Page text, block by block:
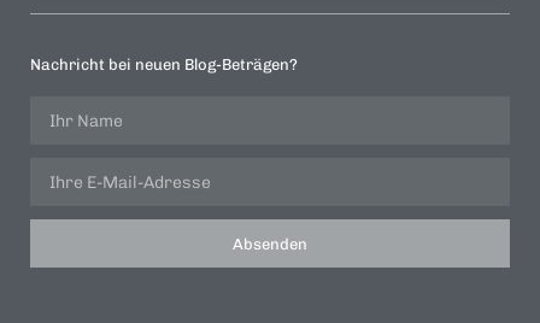
Nachricht bei neuen Blog-Beträgen?
Absenden